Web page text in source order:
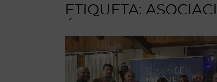
ETIQUETA:
´